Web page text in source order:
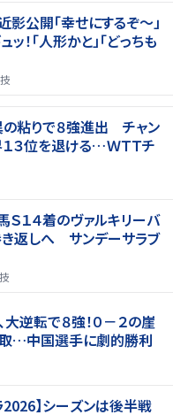
影公開「幸せにするぞ〜」
！「人形かと」「どっちも
の粘りで８強進出 チャン
３位を退ける…ＷＴＴチ
Ｓ１４着のヴァルキリーバ
返しへ サンデーサラブ
大逆転で８強！０－２の崖
…中国選手に劇的勝利
2026】シーズンは後半戦